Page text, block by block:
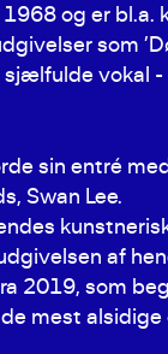
og er bl.a.
som
vokal
sin entré
Swan Lee.
af
2019, som
de mest